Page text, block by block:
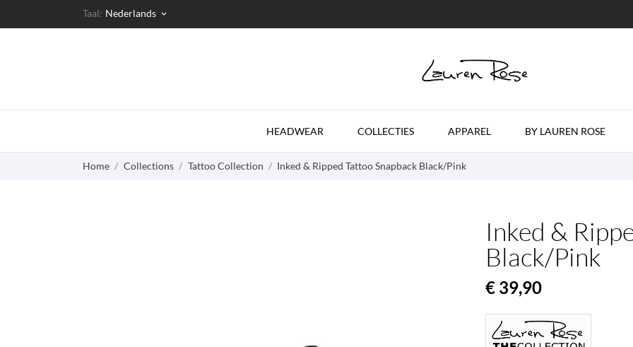
Taal: Nederlands keyboard_arrow_down
HEADWEAR COLLECTIES APPAREL BY LAUREN ROSE
Home Collections Tattoo Collection Inked & Ripped Tattoo Snapback Black/Pink
Inked &
Black/Pink
€ 39,90